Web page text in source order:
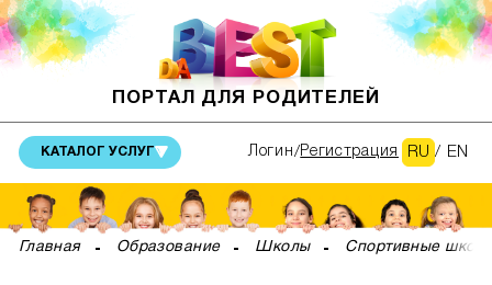
ПОРТАЛ ДЛЯ РОДИТЕЛЕЙ
КАТАЛОГ УСЛУГ RU / EN
Логин Регистрация
Главная Образование Школы Спортивные